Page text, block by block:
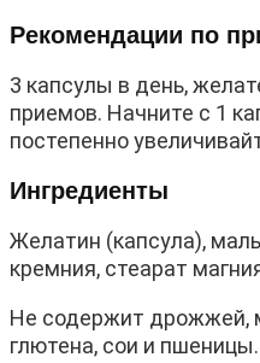
Рекомендации по
3 капсулы в день,
приемов. Начните с 1
постепенно
Ингредиенты
Желатин (капсула),
кремния, стеарат
Не содержит дрожжей,
глютена, сои и